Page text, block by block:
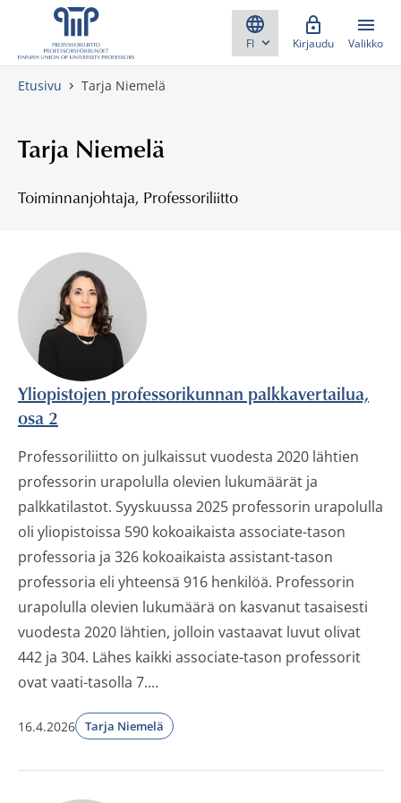
Skippaa sisältö
Kirjaudu Valikko
Etusivu Tarja Niemelä
Tarja Niemelä
Toiminnanjohtaja, Professoriliitto
Yliopistojen professorikunnan palkkavertailua,
osa 2
Professoriliitto on julkaissut vuodesta 2020 lähtien
professorin urapolulla olevien lukumäärät ja
palkkatilastot. Syyskuussa 2025 professorin urapolulla
oli yliopistoissa 590 kokoaikaista associate-tason
professoria ja 326 kokoaikaista assistant-tason
professoria eli yhteensä 916 henkilöä. Professorin
urapolulla olevien lukumäärä on kasvanut tasaisesti
vuodesta 2020 lähtien, jolloin vastaavat luvut olivat
442 ja 304. Lähes kaikki associate-tason professorit
ovat vaati-tasolla 7....
16.4.2026 Tarja Niemelä